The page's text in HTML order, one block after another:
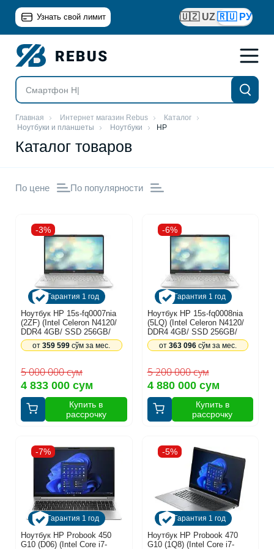
Узнать свой лимит 🇺🇿 UZ🇷🇺 РУ
Главная Интернет магазин Rebus
Каталог
Ноутбуки и планшеты
Ноутбуки HP
Каталог товаров
По цене По популярности
-3%
Гарантия 1 год
Ноутбук HP 15s-fq0007nia
(2ZF) (Intel Celeron N4120/
DDR4 4GB/ SSD 256GB/
15.6 HD/ Intel UHD Graphics/
DOS/ RU) Silver (B22ZFEA)
4 833 000 сум
5 000 000 сум
от359 599 сўм за мес.
Купить в
рассрочку
-6%
Гарантия 1 год
Ноутбук HP 15s-fq0008nia
(5LQ) (Intel Celeron N4120/
DDR4 4GB/ SSD 256GB/
15.6 HD/ Intel UHD Graphics/
DOS/ RU) Silver (A05LQEA)
4 880 000 сум
5 200 000 сум
от 363 096сўм за мес.
Купить в
рассрочку
-7%
Гарантия 1 год
Ноутбук HP Probook 450
G10 (D06) (Intel Core i7-
-5%
Гарантия 1 год
Ноутбук HP Probook 470
G10 (1Q8) (Intel Core i7-